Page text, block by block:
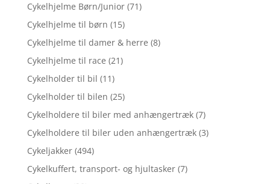
Cykelhjelme Børn/Junior (71)
Cykelhjelme til børn (15)
Cykelhjelme til damer & herre (8)
Cykelhjelme til race (21)
Cykelholder til bil (11)
Cykelholder til bilen (25)
Cykelholdere til biler med anhængertræk (7)
Cykelholdere til biler uden anhængertræk (3)
Cykeljakker (494)
Cykelkuffert, transport- og hjultasker (7)